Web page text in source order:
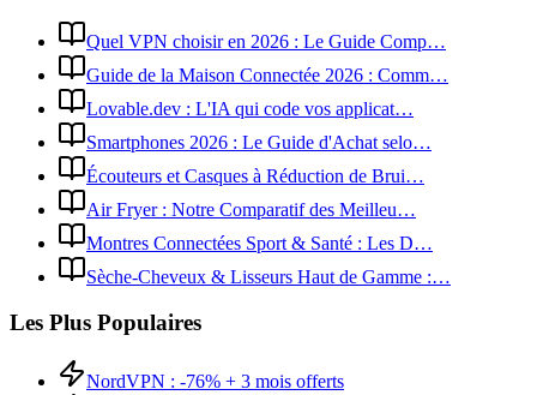
Quel VPN choisir en 2026 : Le Guide Comp…
Guide de la Maison Connectée 2026 : Comm…
Lovable.dev : L'IA qui code vos applicat…
Smartphones 2026 : Le Guide d'Achat selo…
Écouteurs et Casques à Réduction de Brui…
Air Fryer : Notre Comparatif des Meilleu…
Montres Connectées Sport & Santé : Les D…
Sèche-Cheveux & Lisseurs Haut de Gamme :…
Les Plus Populaires
NordVPN : -76% + 3 mois offerts